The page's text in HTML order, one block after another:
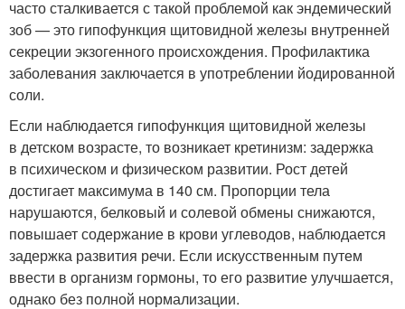
часто сталкивается с такой проблемой как эндемический
зоб — это гипофункция щитовидной железы внутренней
секреции экзогенного происхождения. Профилактика
заболевания заключается в употреблении йодированной
соли.
Если наблюдается гипофункция щитовидной железы
в детском возрасте, то возникает кретинизм: задержка
в психическом и физическом развитии. Рост детей
достигает максимума в 140 см. Пропорции тела
нарушаются, белковый и солевой обмены снижаются,
повышает содержание в крови углеводов, наблюдается
задержка развития речи. Если искусственным путем
ввести в организм гормоны, то его развитие улучшается,
однако без полной нормализации.